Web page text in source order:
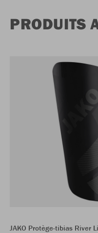
PRODUITS
JAKO Protège-tibias River